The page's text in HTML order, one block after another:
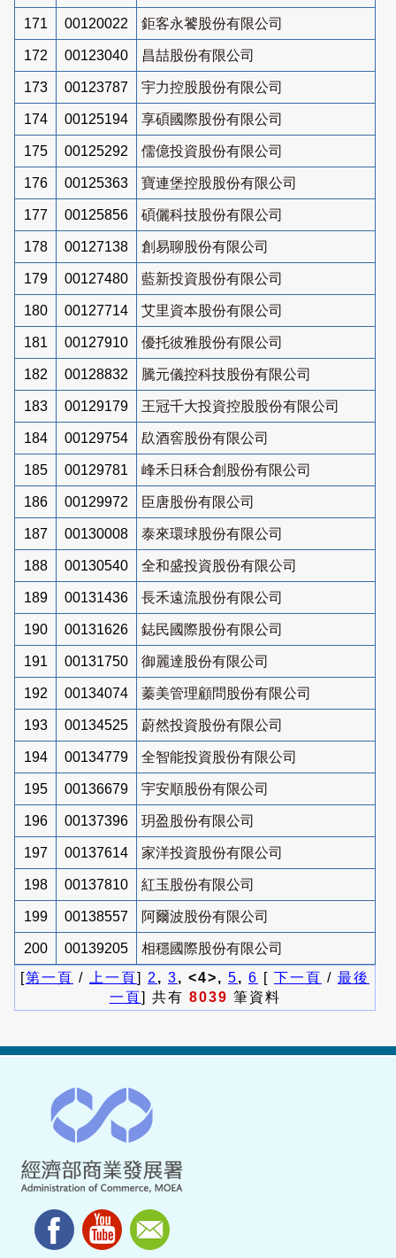
171 00120022 鉅客永饕股份有限公司
172 00123040 昌喆股份有限公司
173 00123787 宇力控股股份有限公司
174 00125194 享碩國際股份有限公司
175 00125292 儒億投資股份有限公司
176 00125363 寶連堡控股股份有限公司
177 00125856 碩儷科技股份有限公司
178 00127138 創易聊股份有限公司
179 00127480 藍新投資股份有限公司
180 00127714 艾里資本股份有限公司
181 00127910 優托彼雅股份有限公司
182 00128832 騰元儀控科技股份有限公司
183 00129179 王冠千大投資控股股份有限公司
184 00129754 镹酒窖股份有限公司
185 00129781 峰禾日秝合創股份有限公司
186 00129972 臣唐股份有限公司
187 00130008 泰來環球股份有限公司
188 00130540 全和盛投資股份有限公司
189 00131436 長禾遠流股份有限公司
190 00131626 鋕民國際股份有限公司
191 00131750 御麗達股份有限公司
192 00134074 蓁美管理顧問股份有限公司
193 00134525 蔚然投資股份有限公司
194 00134779 全智能投資股份有限公司
195 00136679 宇安順股份有限公司
196 00137396 玥盈股份有限公司
197 00137614 家洋投資股份有限公司
198 00137810 紅玉股份有限公司
199 00138557 阿爾波股份有限公司
200 00139205
相穩國際股份有限公司
[第一頁 / 上一頁] 2 , 3, <4>, 5, 6 [ 下一頁 / 最後
一頁] 共有 8039 筆資料